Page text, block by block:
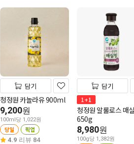
담기
청정원 카놀라유 900ml
9,200원
100ml당 1,022원
당일 픽업
4.9 리뷰 84
담기
1+1
청정원 알룰로스 매
650g
8,980원
100g당 1,382원